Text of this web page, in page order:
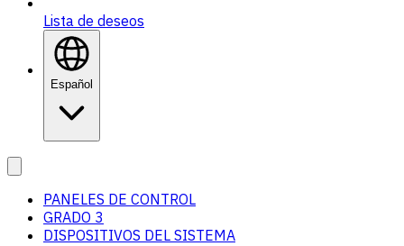
Lista de deseos
Español
PANELES DE CONTROL
GRADO 3
DISPOSITIVOS DEL SISTEMA